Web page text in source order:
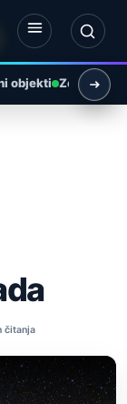
objekti Zemlja i
čitanja